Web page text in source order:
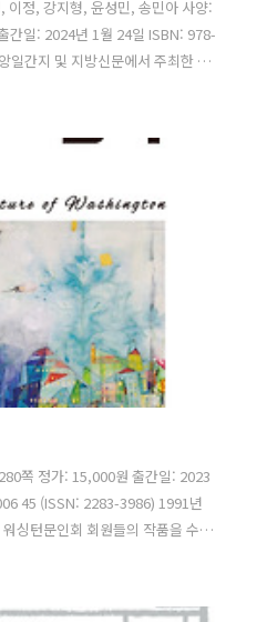
이정, 강지형, 윤성민, 송민아 사양:
일: 2024년 1월 24일 ISBN: 978-
간지 및 지방신문에서 주최한 신
. 신춘문예에 당선한 8인의 프로
지 모두 여덟 작품이 실려 있다. 차
가협회) 윤성민 (한국일보) 송민아
쪽 정가: 15,000원 출간일: 2023
45 (ISSN: 2283-3986) 1991년
싱턴문인회 회원들의 작품을 수록
문학 등 다양한 장르의 작품이 수록
갈라놓는 이념, 기술발달로 인한 부